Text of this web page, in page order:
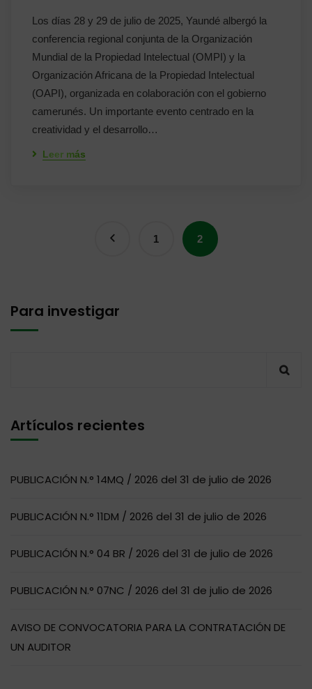
Los días 28 y 29 de julio de 2025, Yaundé albergó la
conferencia regional conjunta de la Organización
Mundial de la Propiedad Intelectual (OMPI) y la
Organización Africana de la Propiedad Intelectual
(OAPI), organizada en colaboración con el gobierno
camerunés. Un importante evento centrado en la
creatividad y el desarrollo…
Leer más
1 2
Para investigar
Artículos recientes
PUBLICACIÓN N.° 14MQ / 2026 del 31 de julio de 2026
PUBLICACIÓN N.° 11DM / 2026 del 31 de julio de 2026
PUBLICACIÓN N.° 04 BR / 2026 del 31 de julio de 2026
PUBLICACIÓN N.° 07NC / 2026 del 31 de julio de 2026
AVISO DE CONVOCATORIA PARA LA CONTRATACIÓN DE
UN AUDITOR